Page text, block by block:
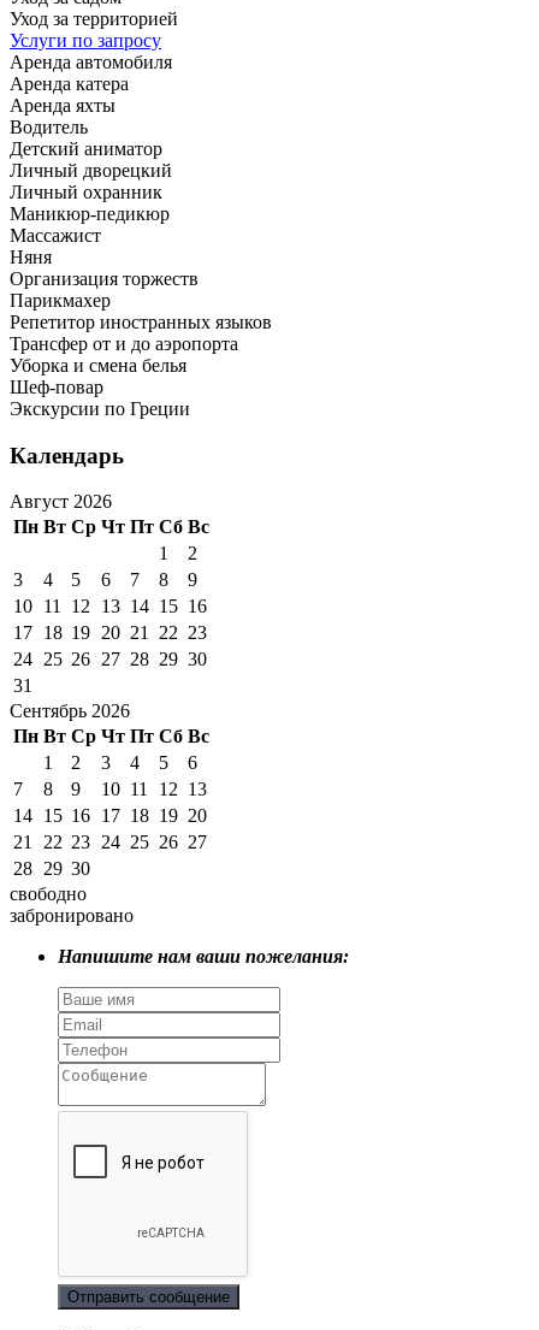
Уход за территорией
Услуги по запросу
Аренда автомобиля
Аренда катера
Аренда яхты
Водитель
Детский аниматор
Личный дворецкий
Личный охранник
Маникюр-педикюр
Массажист
Няня
Организация торжеств
Парикмахер
Репетитор иностранных языков
Трансфер от и до аэропорта
Уборка и смена белья
Шеф-повар
Экскурсии по Греции
Календарь
Август 2026
Пн Вт Ср Чт Пт Сб Вс
1
2
3
4 5 6 7 8
9
10 11 12 13 14 15 16
17 18 19 20 21 22 23
24 25 26 27 28 29 30
31
Сентябрь 2026
Пн Вт Ср Чт Пт Сб Вс
1
2 3 4 5
6
7
8 9 10 11 12 13
14 15 16 17 18 19 20
21
22 23 24 25 26 27
28 29 30
свободно
забронировано
Напишите нам ваши пожелания:
Отправить сообщение